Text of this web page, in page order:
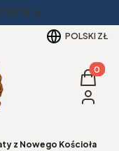
POLSKI ZŁ
Koszyk
z Nowego Kościoła